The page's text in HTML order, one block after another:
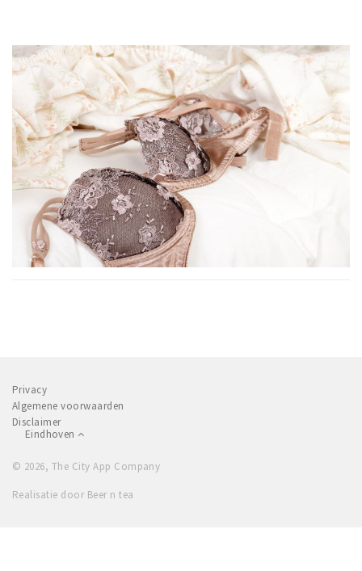
Privacy
Algemene voorwaarden
Disclaimer
Eindhoven
© 2026, The City App Company
Realisatie door Beer n tea